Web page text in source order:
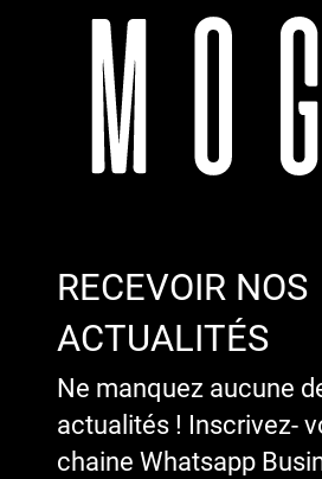
RECEVOIR NOS
ACTUALITÉS
Ne manquez aucune
actualités ! Inscrivez-
chaine Whatsapp